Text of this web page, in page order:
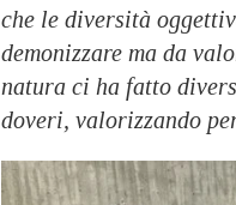
che le diversità
demonizzare ma da
natura ci ha fatto
doveri, valorizzando